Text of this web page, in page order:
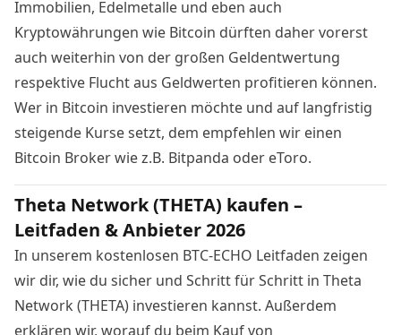
Immobilien, Edelmetalle und eben auch
Kryptowährungen wie Bitcoin dürften daher vorerst
auch weiterhin von der großen Geldentwertung
respektive Flucht aus Geldwerten profitieren können.
Wer in Bitcoin investieren möchte und auf langfristig
steigende Kurse setzt, dem empfehlen wir einen
Bitcoin Broker wie z.B. Bitpanda oder eToro.
Theta Network (THETA) kaufen –
Leitfaden & Anbieter 2026
In unserem kostenlosen BTC-ECHO Leitfaden zeigen
wir dir, wie du sicher und Schritt für Schritt in Theta
Network (THETA) investieren kannst. Außerdem
erklären wir, worauf du beim Kauf von